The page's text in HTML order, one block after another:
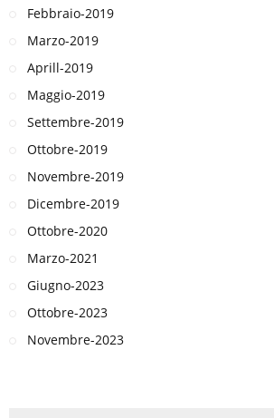
Febbraio-2019
Marzo-2019
Aprill-2019
Maggio-2019
Settembre-2019
Ottobre-2019
Novembre-2019
Dicembre-2019
Ottobre-2020
Marzo-2021
Giugno-2023
Ottobre-2023
Novembre-2023